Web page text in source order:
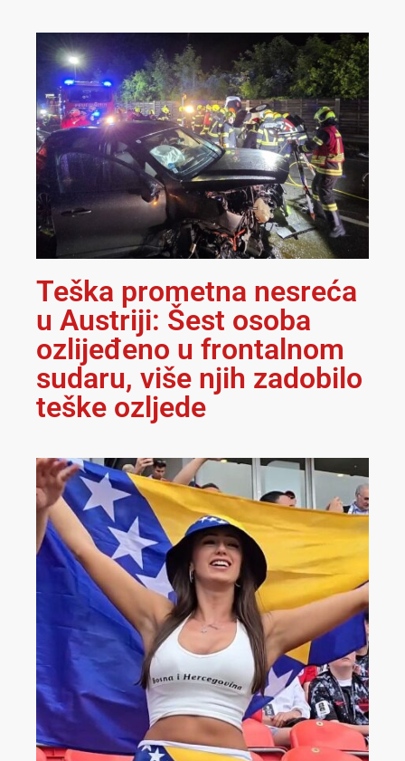
Teška prometna nesreća
u Austriji: Šest osoba
ozlijeđeno u frontalnom
sudaru, više njih zadobilo
teške ozljede